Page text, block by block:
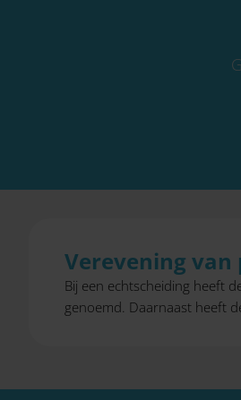
Verevening
Bij een echtscheiding heeft
genoemd. Daarnaast heeft